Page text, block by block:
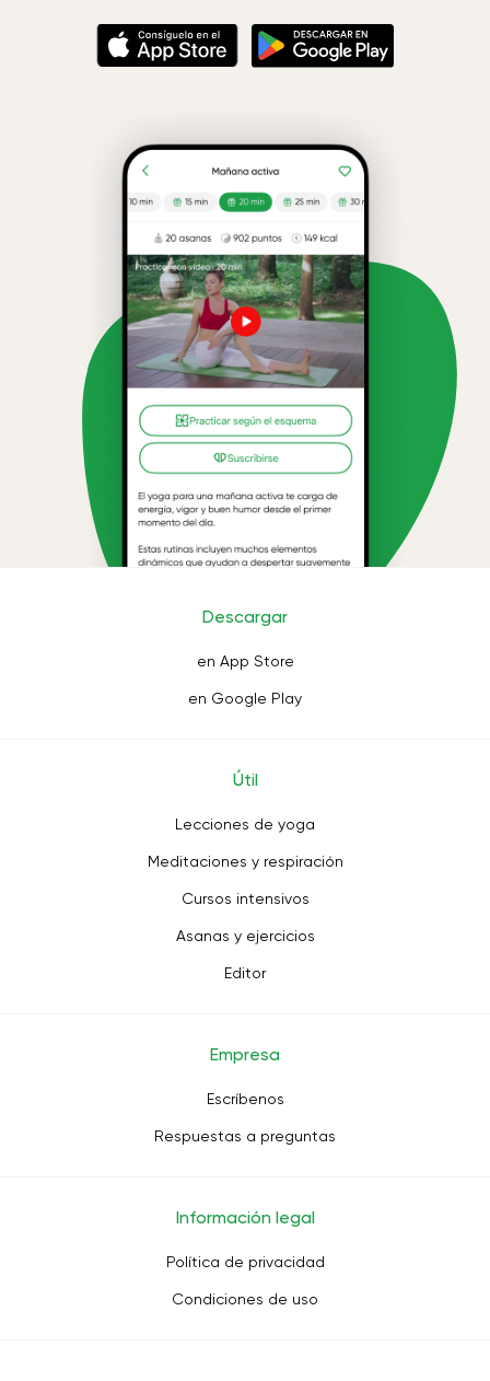
Descargar
en App Store
en Google Play
Útil
Lecciones de yoga
Meditaciones y respiración
Cursos intensivos
Asanas y ejercicios
Editor
Empresa
Escríbenos
Respuestas a preguntas
Información legal
Política de privacidad
Condiciones de uso